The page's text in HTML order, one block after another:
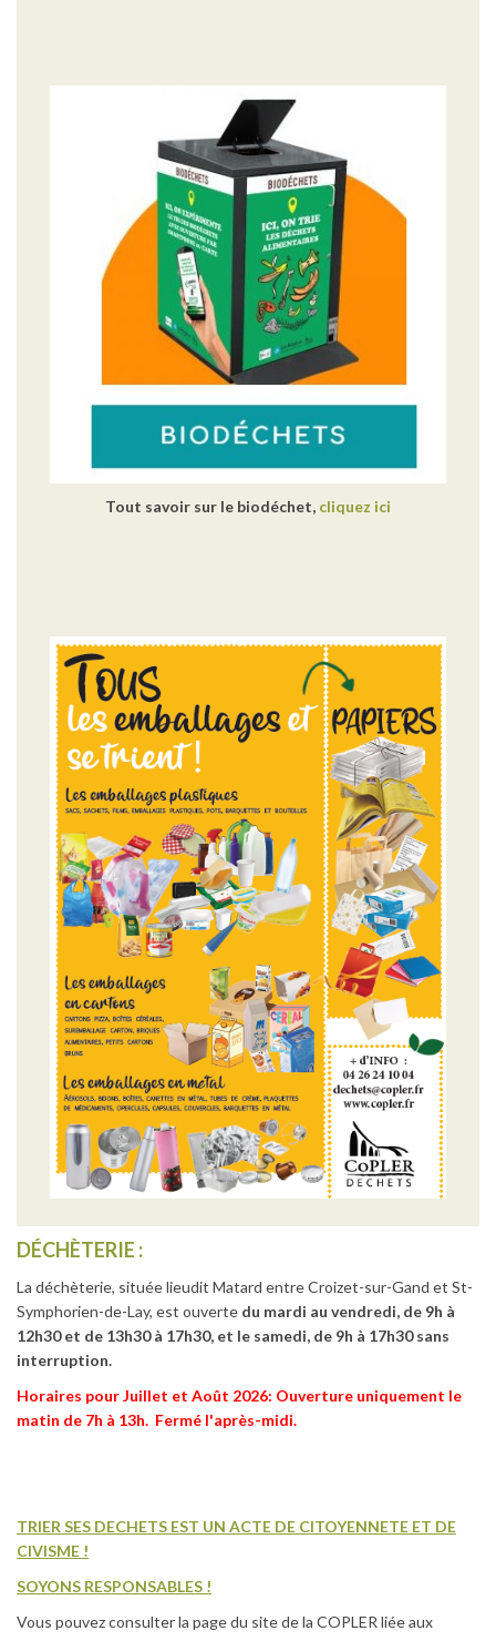
Tout savoir sur le biodéchet, cliquez ici
DÉCHÈTERIE :
La déchèterie, située lieudit Matard entre Croizet-sur-Gand et St-
Symphorien-de-Lay, est ouverte du mardi au vendredi, de 9h à
12h30 et de 13h30 à 17h30, et le samedi, de 9h à 17h30 sans
interruption.
Horaires pour Juillet et Août 2026: Ouverture uniquement le
matin de 7h à 13h. Fermé l'après-midi.
TRIER SES DECHETS EST UN ACTE DE CITOYENNETE ET DE
CIVISME !
SOYONS RESPONSABLES !
Vous pouvez consulter la page du site de la COPLER liée aux